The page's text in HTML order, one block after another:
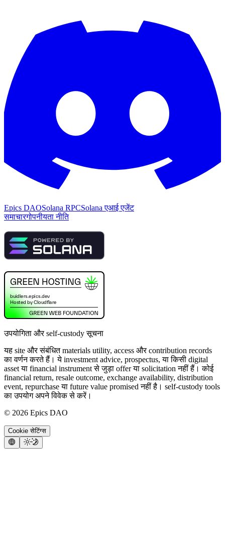
Epics DAOSolana RPCSolana एआई एजेंट
समाचारगोपनीयता नीति
उपयोगिता और self-custody सूचना
यह site और संबंधित materials utility, access और contribution records
का वर्णन करते हैं। ये investment advice, prospectus, या किसी digital
asset या financial instrument से जुड़ा offer या solicitation नहीं हैं। कोई
financial return, resale outcome, exchange availability, distribution
event, repurchase या future value promised नहीं है। self-custody tools
का उपयोग अपने विवेक से करें।
© 2026 Epics DAO
Cookie सेटिंग्स